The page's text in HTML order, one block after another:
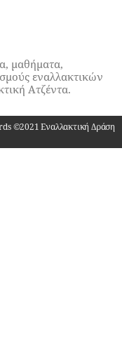
μαθήματα,
εναλλακτικών
Ατζέντα.
©2021 Εναλλακτική Δράση